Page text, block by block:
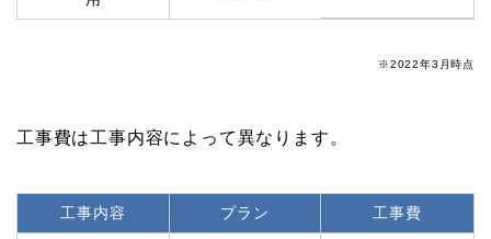
※2022年3月時点
工事費は工事内容によって異なります。
工事内容 プラン 工事費